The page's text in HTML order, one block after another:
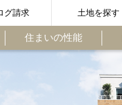
グ請求 土地を探す
住まいの性能